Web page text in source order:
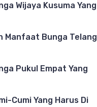
Wijaya Kusuma Yang
Manfaat Bunga Telang
Pukul Empat Yang
Cumi Yang Harus Di